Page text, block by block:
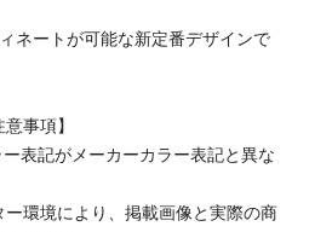
ネートが可能な新定番デザインで
事項】
表記がメーカーカラー表記と異な
環境により、掲載画像と実際の商